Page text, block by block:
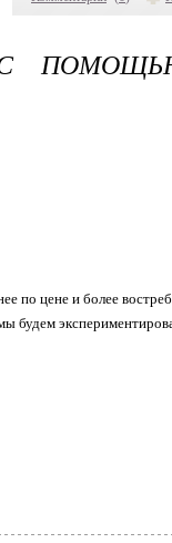
по цене и более
будем